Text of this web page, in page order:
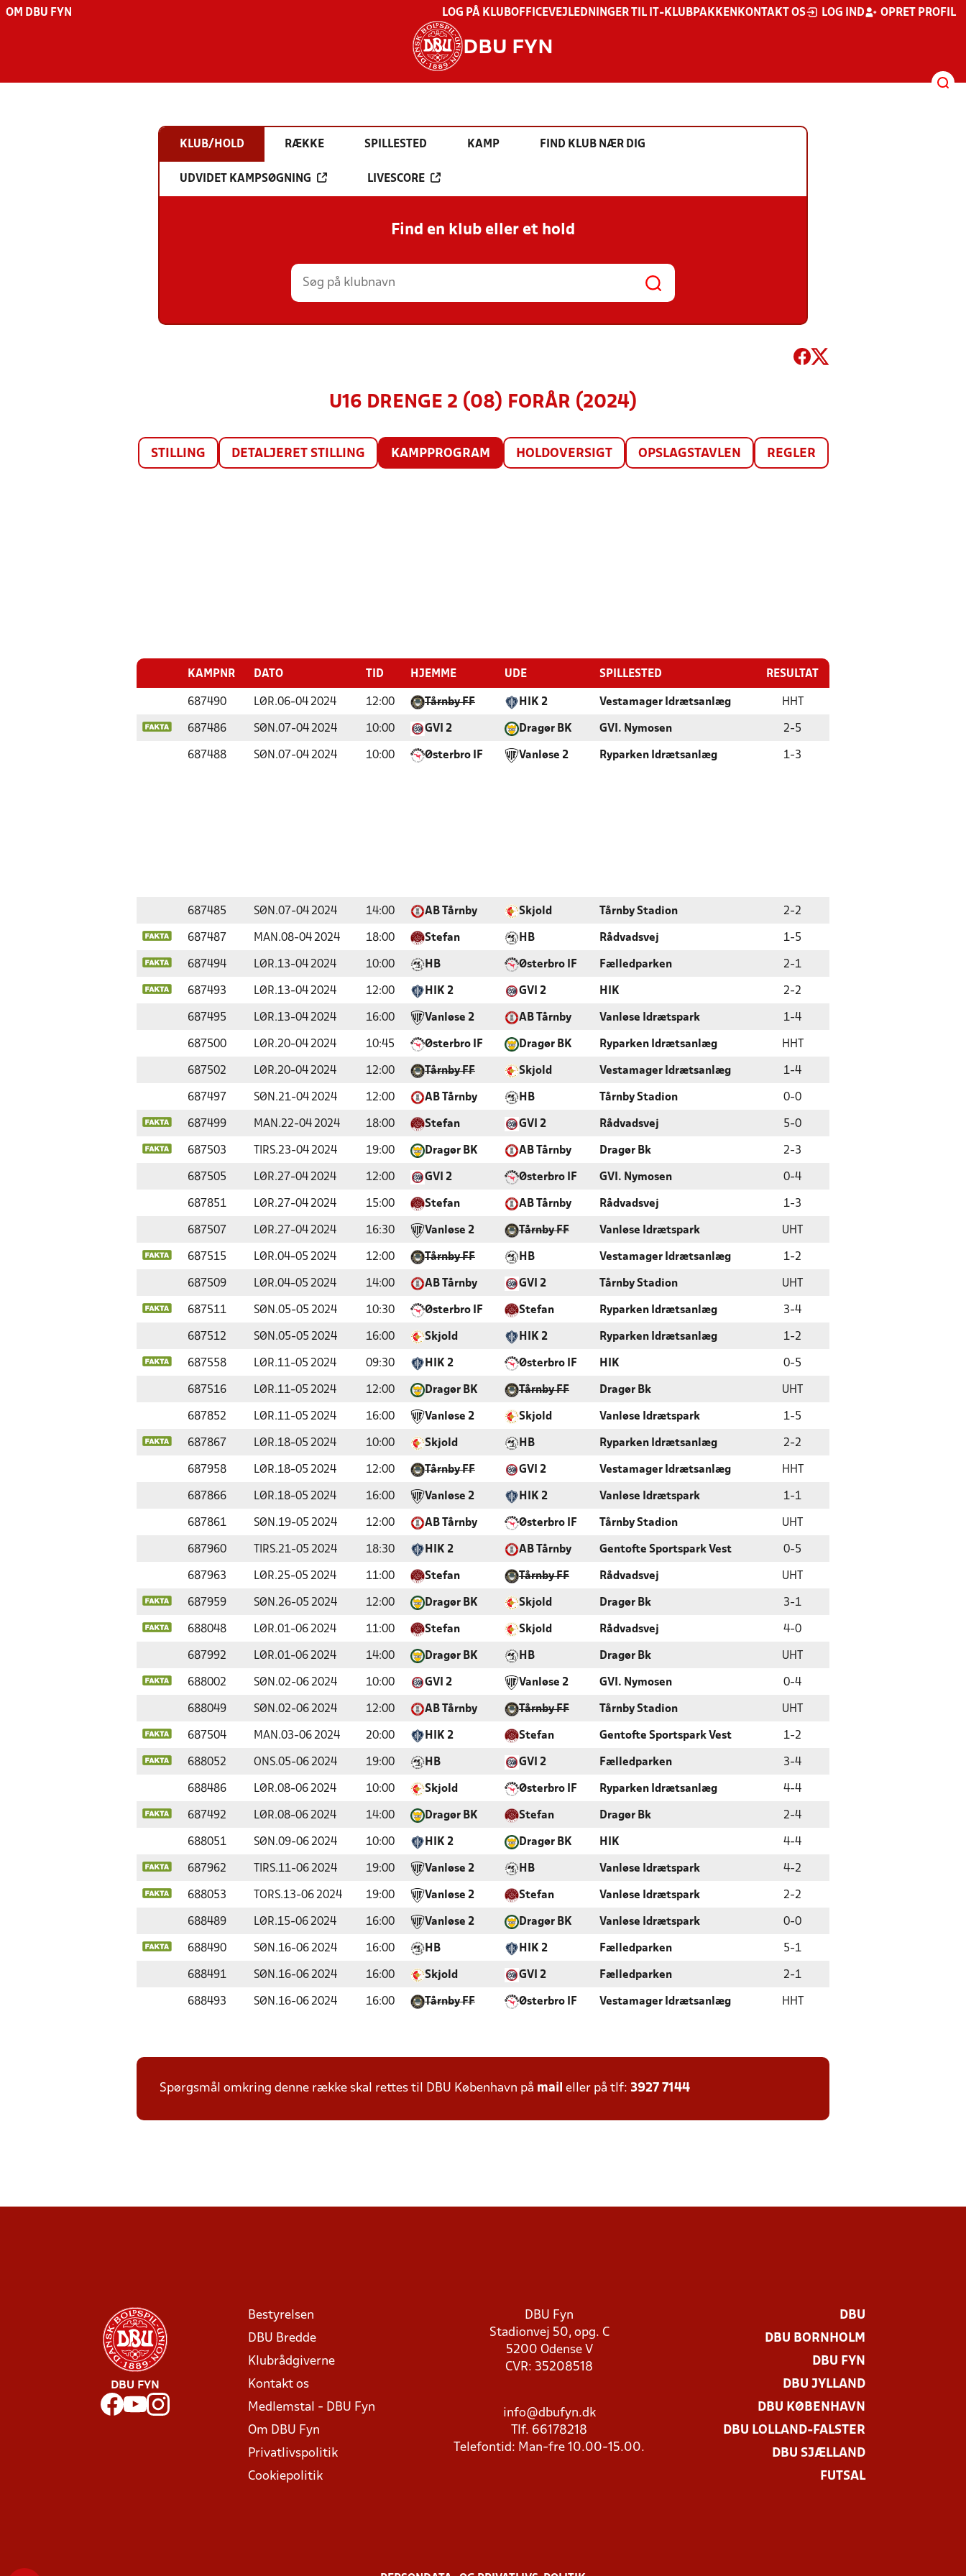
OM DBU FYN LOG PÅ KLUBOFFICEVEJLEDNINGER TIL IT-KLUBPAKKEN KONTAKT OS LOG IND OPRET PROFIL
DBU FYN
KLUB/HOLD RÆKKE SPILLESTED KAMP FIND KLUB NÆR DIG
UDVIDET KAMPSØGNING LIVESCORE
Find en klub eller et hold
U16 DRENGE 2 (08) FORÅR (2024)
STILLING DETALJERET STILLING KAMPPROGRAM HOLDOVERSIGT OPSLAGSTAVLEN REGLER
KAMPNR DATO TID HJEMME UDE SPILLESTED RESULTAT
687490 LØR.06-04 2024 12:00 Tårnby FF HIK 2 Vestamager Idrætsanlæg HHT
687486 SØN.07-04 2024 10:00 GVI 2 Dragør BK GVI. Nymosen 2-5
687488 SØN.07-04 2024 10:00 Østerbro IF Vanløse 2 Ryparken Idrætsanlæg 1-3
687485 SØN.07-04 2024 14:00 AB Tårnby Skjold Tårnby Stadion 2-2
687487 MAN.08-04 2024 18:00 Stefan HB Rådvadsvej 1-5
687494 LØR.13-04 2024 10:00 HB Østerbro IF Fælledparken 2-1
687493 LØR.13-04 2024 12:00 HIK 2 GVI 2 HIK 2-2
687495 LØR.13-04 2024 16:00 Vanløse 2 AB Tårnby Vanløse Idrætspark 1-4
687500 LØR.20-04 2024 10:45 Østerbro IF Dragør BK Ryparken Idrætsanlæg HHT
687502 LØR.20-04 2024 12:00 Tårnby FF Skjold Vestamager Idrætsanlæg 1-4
687497 SØN.21-04 2024 12:00 AB Tårnby HB Tårnby Stadion 0-0
687499 MAN.22-04 2024 18:00 Stefan GVI 2 Rådvadsvej 5-0
687503 TIRS.23-04 2024 19:00 Dragør BK AB Tårnby Dragør Bk 2-3
687505 LØR.27-04 2024 12:00 GVI 2 Østerbro IF GVI. Nymosen 0-4
687851 LØR.27-04 2024 15:00 Stefan AB Tårnby Rådvadsvej 1-3
687507 LØR.27-04 2024 16:30 Vanløse 2 Tårnby FF Vanløse Idrætspark UHT
687515 LØR.04-05 2024 12:00 Tårnby FF HB Vestamager Idrætsanlæg 1-2
687509 LØR.04-05 2024 14:00 AB Tårnby GVI 2 Tårnby Stadion UHT
687511 SØN.05-05 2024 10:30 Østerbro IF Stefan Ryparken Idrætsanlæg 3-4
687512 SØN.05-05 2024 16:00 Skjold HIK 2 Ryparken Idrætsanlæg 1-2
687558 LØR.11-05 2024 09:30 HIK 2 Østerbro IF HIK 0-5
687516 LØR.11-05 2024 12:00 Dragør BK Tårnby FF Dragør Bk UHT
687852 LØR.11-05 2024 16:00 Vanløse 2 Skjold Vanløse Idrætspark 1-5
687867 LØR.18-05 2024 10:00 Skjold HB Ryparken Idrætsanlæg 2-2
687958 LØR.18-05 2024 12:00 Tårnby FF GVI 2 Vestamager Idrætsanlæg HHT
687866 LØR.18-05 2024 16:00 Vanløse 2 HIK 2 Vanløse Idrætspark 1-1
687861 SØN.19-05 2024 12:00 AB Tårnby Østerbro IF Tårnby Stadion UHT
687960 TIRS.21-05 2024 18:30 HIK 2 AB Tårnby Gentofte Sportspark Vest 0-5
687963 LØR.25-05 2024 11:00 Stefan Tårnby FF Rådvadsvej UHT
687959 SØN.26-05 2024 12:00 Dragør BK Skjold Dragør Bk 3-1
688048 LØR.01-06 2024 11:00 Stefan Skjold Rådvadsvej 4-0
687992 LØR.01-06 2024 14:00 Dragør BK HB Dragør Bk UHT
688002 SØN.02-06 2024 10:00 GVI 2 Vanløse 2 GVI. Nymosen 0-4
688049 SØN.02-06 2024 12:00 AB Tårnby Tårnby FF Tårnby Stadion UHT
687504 MAN.03-06 2024 20:00 HIK 2 Stefan Gentofte Sportspark Vest 1-2
688052 ONS.05-06 2024 19:00 HB GVI 2 Fælledparken 3-4
688486 LØR.08-06 2024 10:00 Skjold Østerbro IF Ryparken Idrætsanlæg 4-4
687492 LØR.08-06 2024 14:00 Dragør BK Stefan Dragør Bk 2-4
688051 SØN.09-06 2024 10:00 HIK 2 Dragør BK HIK 4-4
687962 TIRS.11-06 2024 19:00 Vanløse 2 HB Vanløse Idrætspark 4-2
688053 TORS.13-06 2024 19:00 Vanløse 2 Stefan Vanløse Idrætspark 2-2
688489 LØR.15-06 2024 16:00 Vanløse 2 Dragør BK Vanløse Idrætspark 0-0
688490 SØN.16-06 2024 16:00 HB HIK 2 Fælledparken 5-1
688491 SØN.16-06 2024 16:00 Skjold GVI 2 Fælledparken 2-1
688493 SØN.16-06 2024 16:00 Tårnby FF Østerbro IF Vestamager Idrætsanlæg HHT
Spørgsmål omkring denne række skal rettes til DBU København på mail eller på tlf: 3927 7144
DBU FYN
Bestyrelsen
DBU Bredde
Klubrådgiverne
Kontakt os
Medlemstal - DBU Fyn
Om DBU Fyn
Privatlivspolitik
Cookiepolitik
DBU Fyn
Stadionvej 50, opg. C
5200 Odense V
CVR: 35208518
info@dbufyn.dk
Tlf. 66178218
Telefontid: Man-fre 10.00-15.00.
DBU
DBU BORNHOLM
DBU FYN
DBU JYLLAND
DBU KØBENHAVN
DBU LOLLAND-FALSTER
DBU SJÆLLAND
FUTSAL